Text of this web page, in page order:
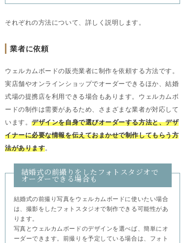
それぞれの方法について、詳しく説明します。
業者に依頼
ウェルカムボードの販売業者に制作を依頼する方法です。
実店舗やオンラインショップでオーダーできるほか、結婚
式場の提携店を利用できる場合もあります。ウェルカムボ
ードの制作は需要があるため、さまざまな業者が対応して
います。デザインを自身で選びオーダーする方法と、デザ
イナーに必要な情報を伝えておまかせで制作してもらう方
法があります。
結婚式の前撮りをしたフォトスタジオで
オーダーできる場合も
結婚式の前撮り写真をウェルカムボードに使いたい場合
は、撮影をしたフォトスタジオで制作できる可能性があ
ります。
写真とウェルカムボードのデザインを選べば、簡単にオ
ーダーできます。前撮りを予定している場合は、フォト